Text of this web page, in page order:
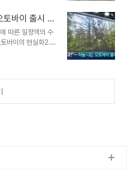
하는 KBS 9시 뉴
분리대를 들이받고
추정되며, 훈련을
투기 오폭 사고, 평
발생하며 군 기
바이 출시 임
따른 일정액의 수
바이의 현실화2.
토바이 출시 소식
하며, 탄소 섬유소